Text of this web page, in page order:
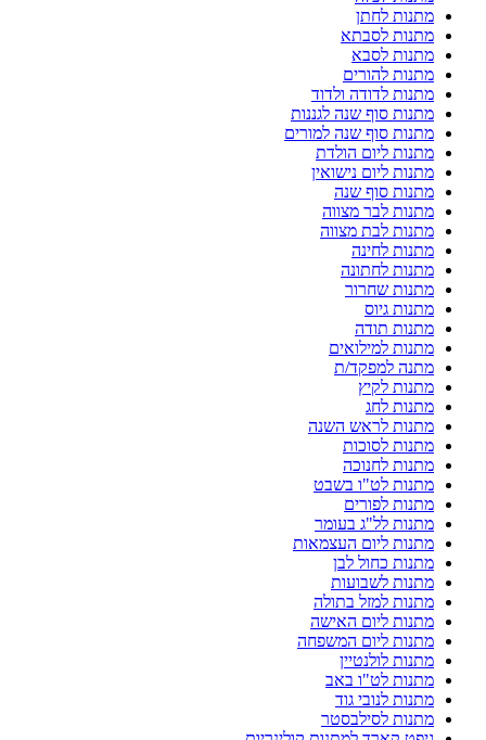
מתנות לחתן
מתנות לסבתא
מתנות לסבא
מתנות להורים
מתנות לדודה ולדוד
מתנות סוף שנה לגננות
מתנות סוף שנה למורים
מתנות ליום הולדת
מתנות ליום נישואין
מתנות סוף שנה
מתנות לבר מצווה
מתנות לבת מצווה
מתנות לחינה
מתנות לחתונה
מתנות שחרור
מתנות גיוס
מתנות תודה
מתנות למילואים
מתנה למפקד/ת
מתנות לקיץ
מתנות לחג
מתנות לראש השנה
מתנות לסוכות
מתנות לחנוכה
מתנות לט"ו בשבט
מתנות לפורים
מתנות לל"ג בעומר
מתנות ליום העצמאות
מתנות כחול לבן
מתנות לשבועות
מתנות למזל בתולה
מתנות ליום האישה
מתנות ליום המשפחה
מתנות לולנטיין
מתנות לט"ו באב
מתנות לנובי גוד
מתנות לסילבסטר